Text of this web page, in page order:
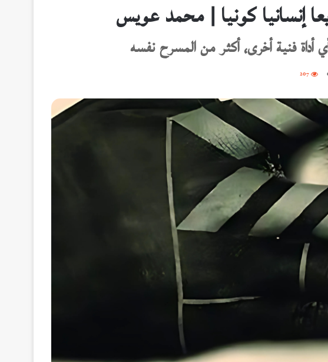
إنسانيا كونيا | محمد عويس
فنية أخرى، أكثر من المسرح نفسه
207